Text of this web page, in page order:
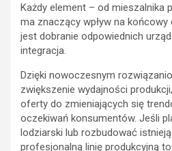
Każdy element – od mieszalnika
ma znaczący wpływ na
jest dobranie odpowiednich
integracja.
Dzięki nowoczesnym
zwiększenie wydajności
oferty do zmieniających się
oczekiwań konsumentów. Jeśli
lodziarski lub rozbudować
profesjonalną linię produkcyjną